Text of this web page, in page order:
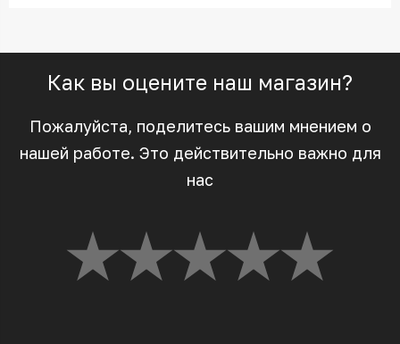
Как вы оцените наш магазин?
Пожалуйста, поделитесь вашим мнением о
нашей работе. Это действительно важно для
нас